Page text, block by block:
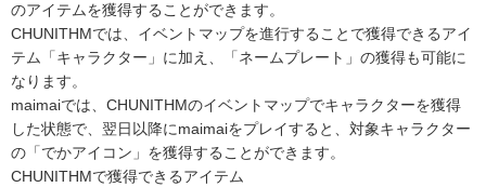
のアイテムを獲得することができます。
CHUNITHMでは、イベントマップを進行することで獲得できるアイ
テム「キャラクター」に加え、「ネームプレート」の獲得も可能に
なります。
maimaiでは、CHUNITHMのイベントマップでキャラクターを獲得
した状態で、翌日以降にmaimaiをプレイすると、対象キャラクター
の「でかアイコン」を獲得することができます。
CHUNITHMで獲得できるアイテム